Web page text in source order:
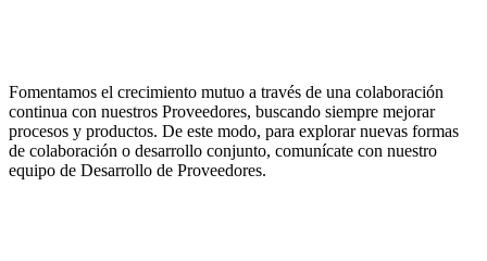
Fomentamos el crecimiento mutuo a través de una colaboración
continua con nuestros Proveedores, buscando siempre mejorar
procesos y productos. De este modo, para explorar nuevas formas
de colaboración o desarrollo conjunto, comunícate con nuestro
equipo de Desarrollo de Proveedores.